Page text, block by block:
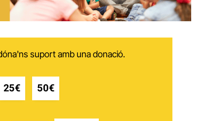
suport amb una donació.
25€ 50€